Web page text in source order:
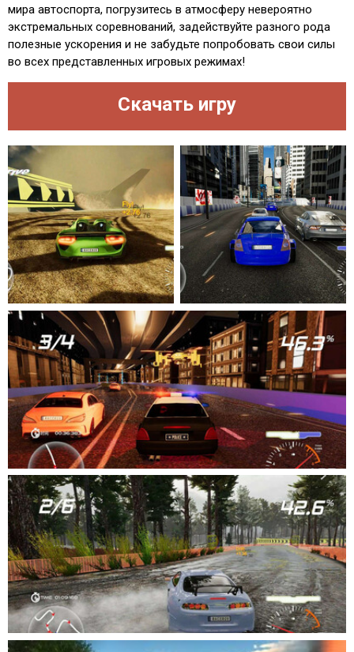
мира автоспорта, погрузитесь в атмосферу невероятно
экстремальных соревнований, задействуйте разного рода
полезные ускорения и не забудьте попробовать свои силы
во всех представленных игровых режимах!
Скачать игру